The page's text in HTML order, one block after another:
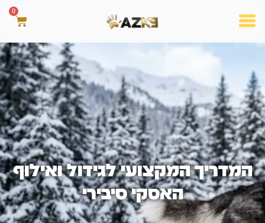
0
המדריך המקצועי לגידול ואילוף
האסקי סיבירי